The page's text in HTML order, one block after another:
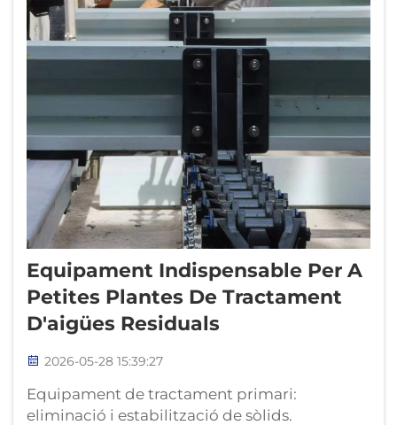
Equipament Indispensable Per A
Petites Plantes De Tractament
D'aigües Residuals
2026-05-28 15:39:27
Equipament de tractament primari:
eliminació i estabilització de sòlids.